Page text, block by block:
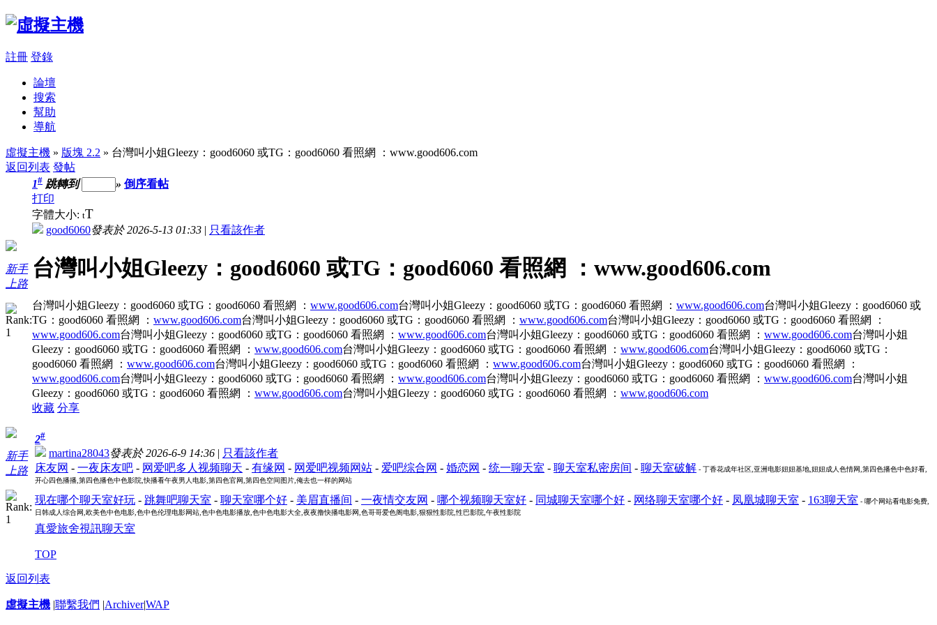
註冊 登錄
論壇
搜索
幫助
導航
虛擬主機 » 版塊 2.2 » 台灣叫小姐Gleezy：good6060 或TG：good6060 看照網 ：www.good606.com
返回列表 發帖
新手
上路
1# 跳轉到 » 倒序看帖
打印
字體大小: tT
good6060發表於 2026-5-13 01:33 | 只看該作者
台灣叫小姐Gleezy：good6060 或TG：good6060 看照網 ：www.good606.com
台灣叫小姐Gleezy：good6060 或TG：good6060 看照網 ： www.good606.com台灣叫小姐Gleezy：good6060 或TG：good6060 看照網 ： www.good606.com台灣叫小姐Gleezy：good6060 或
TG：good6060 看照網 ： www.good606.com台灣叫小姐Gleezy：good6060 或TG：good6060 看照網 ： www.good606.com台灣叫小姐Gleezy：good6060 或TG：good6060 看照網 ：
www.good606.com台灣叫小姐Gleezy：good6060 或TG：good6060 看照網 ： www.good606.com台灣叫小姐Gleezy：good6060 或TG：good6060 看照網 ： www.good606.com台灣叫小姐
Gleezy：good6060 或TG：good6060 看照網 ： www.good606.com台灣叫小姐Gleezy：good6060 或TG：good6060 看照網 ： www.good606.com台灣叫小姐Gleezy：good6060 或TG：
good6060 看照網 ： www.good606.com台灣叫小姐Gleezy：good6060 或TG：good6060 看照網 ： www.good606.com台灣叫小姐Gleezy：good6060 或TG：good6060 看照網 ：
www.good606.com台灣叫小姐Gleezy：good6060 或TG：good6060 看照網 ： www.good606.com台灣叫小姐Gleezy：good6060 或TG：good6060 看照網 ： www.good606.com台灣叫小姐
Gleezy：good6060 或TG：good6060 看照網 ： www.good606.com台灣叫小姐Gleezy：good6060 或TG：good6060 看照網 ： www.good606.com
收藏 分享
新手
上路
2#
martina28043發表於 2026-6-9 14:36 | 只看該作者
床友网 - 一夜床友吧 - 网爱吧多人视频聊天 - 有缘网 - 网爱吧视频网站 - 爱吧综合网 - 婚恋网 - 统一聊天室 - 聊天室私密房间 - 聊天室破解 - 丁香花成年社区,亚洲电影妞妞基地,妞妞成人色情网,第四色播色中色好看,
开心四色播播,第四色播色中色影院,快播看午夜男人电影,第四色官网,第四色空间图片,俺去也一样的网站
现在哪个聊天室好玩 - 跳舞吧聊天室 - 聊天室哪个好 - 美眉直播间 - 一夜情交友网 - 哪个视频聊天室好 - 同城聊天室哪个好 - 网络聊天室哪个好 - 凤凰城聊天室 - 163聊天室 - 哪个网站看电影免费,
日韩成人综合网,欧美色中色电影,色中色伦理电影网站,色中色电影播放,色中色电影大全,夜夜撸快播电影网,色哥哥爱色阁电影,狠狠性影院,性巴影院,午夜性影院
真愛旅舍視訊聊天室
TOP
返回列表
虛擬主機 |聯繫我們 |Archiver|WAP